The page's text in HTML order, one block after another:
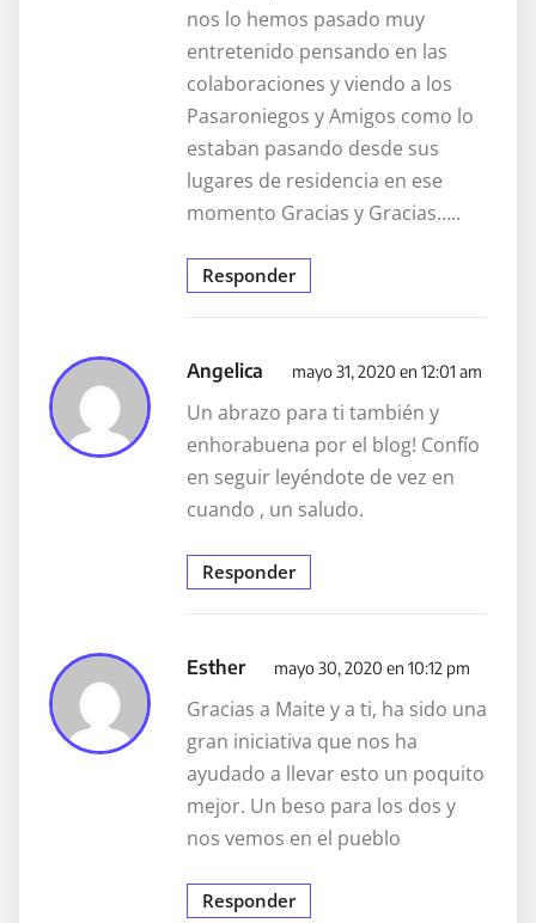
nos lo hemos pasado muy
entretenido pensando en las
colaboraciones y viendo a los
Pasaroniegos y Amigos como lo
estaban pasando desde sus
lugares de residencia en ese
momento Gracias y Gracias…..
Responder
Angelica mayo 31, 2020 en 12:01 am
Un abrazo para ti también y
enhorabuena por el blog! Confío
en seguir leyéndote de vez en
cuando , un saludo.
Responder
Esther mayo 30, 2020 en 10:12 pm
Gracias a Maite y a ti, ha sido una
gran iniciativa que nos ha
ayudado a llevar esto un poquito
mejor. Un beso para los dos y
nos vemos en el pueblo
Responder